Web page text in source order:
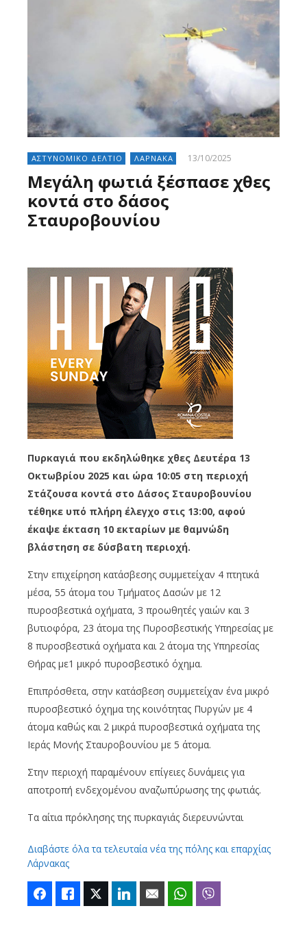
ΑΣΤΥΝΟΜΙΚΟ ΔΕΛΤΙΟ ΛΑΡΝΑΚΑ 13/10/2025
Μεγάλη φωτιά ξέσπασε χθες
κοντά στο δάσος
Σταυροβουνίου
Πυρκαγιά που εκδηλώθηκε χθες Δευτέρα 13
Οκτωβρίου 2025 και ώρα 10:05 στη περιοχή
Στάζουσα κοντά στο Δάσος Σταυροβουνίου
τέθηκε υπό πλήρη έλεγχο στις 13:00, αφού
έκαψε έκταση 10 εκταρίων με θαμνώδη
βλάστηση σε δύσβατη περιοχή.
Στην επιχείρηση κατάσβεσης συμμετείχαν 4 πτητικά
μέσα, 55 άτομα του Τμήματος Δασών με 12
πυροσβεστικά οχήματα, 3 προωθητές γαιών και 3
βυτιοφόρα, 23 άτομα της Πυροσβεστικής Υπηρεσίας με
8 πυροσβεστικά οχήματα και 2 άτομα της Υπηρεσίας
Θήρας με1 μικρό πυροσβεστικό όχημα.
Επιπρόσθετα, στην κατάσβεση συμμετείχαν ένα μικρό
πυροσβεστικό όχημα της κοινότητας Πυργών με 4
άτομα καθώς και 2 μικρά πυροσβεστικά οχήματα της
Ιεράς Μονής Σταυροβουνίου με 5 άτομα.
Στην περιοχή παραμένουν επίγειες δυνάμεις για
αποτροπή ενδεχομένου αναζωπύρωσης της φωτιάς.
Τα αίτια πρόκλησης της πυρκαγιάς διερευνώνται
Διαβάστε όλα τα τελευταία νέα της πόλης και επαρχίας
Λάρνακας
FacebookLike Twitter LinkedIn Email WhatsApp